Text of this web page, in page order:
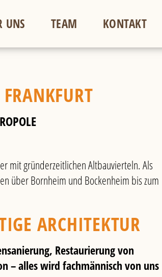
UNS TEAM KONTAKT
mit gründerzeitlichen Altbauvierteln. Als
über Bornheim und Bockenheim bis zum
ARCHITEKTUR
Restaurierung von
– alles wird fachmännisch von uns